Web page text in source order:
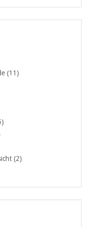
(11)
(2)